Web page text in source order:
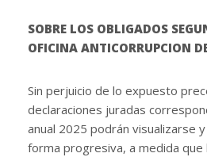
SOBRE LOS OBLIGADOS
OFICINA ANTICORRUPCION
Sin perjuicio de lo expuesto
declaraciones juradas
anual 2025 podrán visualizarse
forma progresiva, a medida que